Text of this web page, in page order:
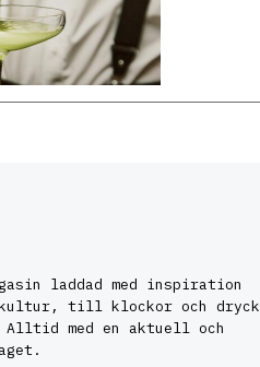
laddad med inspiration
till klockor och dryck
Alltid med en aktuell och